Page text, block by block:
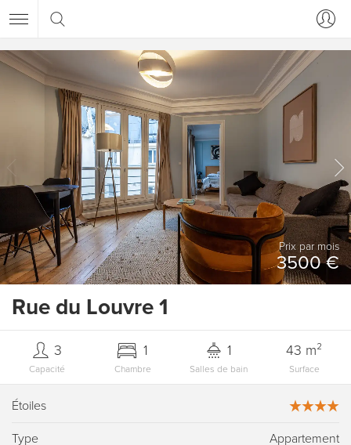
Prix ​​par mois
3500 €
Rue du Louvre 1
Capacité
3
Chambre
1
Salles de bain
1
Surface
43 m²
Étoiles
Type Appartement